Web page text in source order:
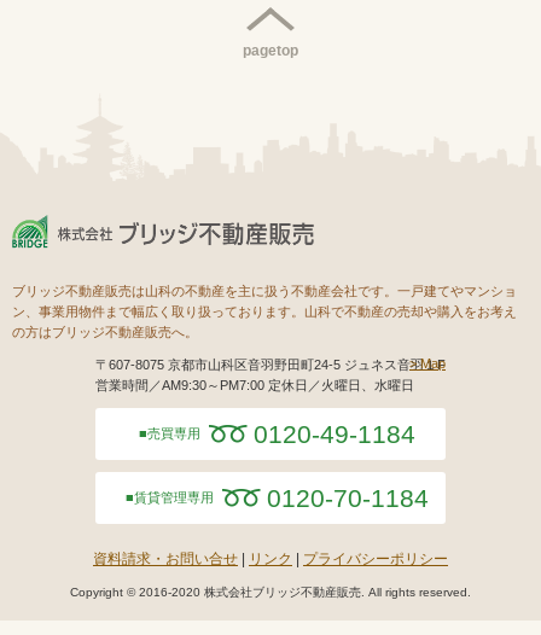
pagetop
ブリッジ不動産販売は山科の不動産を主に扱う不動産会社です。一戸建てやマンショ
ン、事業用物件まで幅広く取り扱っております。山科で不動産の売却や購入をお考え
の方はブリッジ不動産販売へ。
Map
〒607-8075 京都市山科区音羽野田町24-5 ジュネス音羽１F
営業時間／AM9:30～PM7:00 定休日／火曜日、水曜日
売買専用 0120-49-1184
賃貸管理専用 0120-70-1184
資料請求・お問い合せ リンク プライバシーポリシー
Copyright © 2016-2020 株式会社ブリッジ不動産販売. All rights reserved.